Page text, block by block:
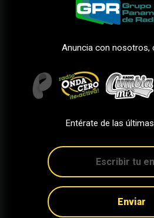
Anuncia con nosotros,
Entérate de las
Enviar